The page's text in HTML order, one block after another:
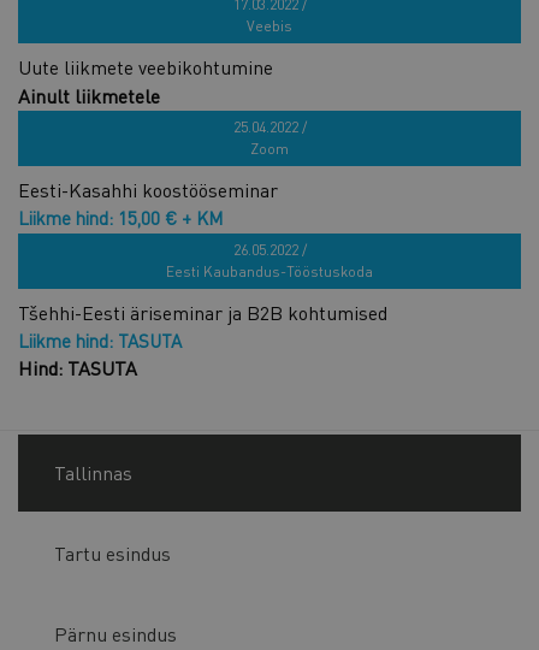
17.03.2022 /
Veebis
Uute liikmete veebikohtumine
Ainult liikmetele
25.04.2022 /
Zoom
Eesti-Kasahhi koostööseminar
Liikme hind: 15,00 € + KM
26.05.2022 /
Eesti Kaubandus-Tööstuskoda
Tšehhi-Eesti äriseminar ja B2B kohtumised
Liikme hind: TASUTA
Hind: TASUTA
Tallinnas
Tartu esindus
Pärnu esindus